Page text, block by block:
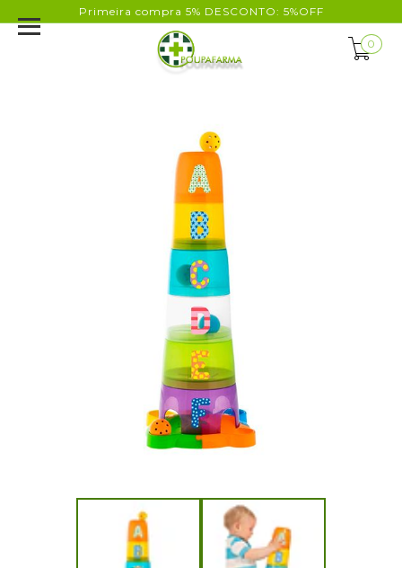
Primeira compra 5% DESCONTO: 5%OFF
0